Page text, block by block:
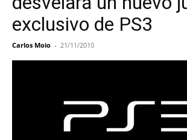
exclusivo de PS3
Carlos Moio - 21/11/2010